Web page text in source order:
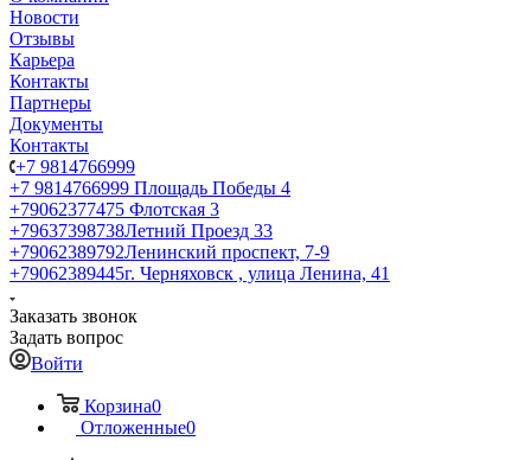
Новости
Отзывы
Карьера
Контакты
Партнеры
Документы
Контакты
+7 9814766999
+7 9814766999 Площадь Победы 4
+79062377475 Флотская 3
+79637398738Летний Проезд 33
+79062389792Ленинский проспект, 7-9
+79062389445г. Черняховск , улица Ленина, 41
Заказать звонок
Задать вопрос
Войти
Корзина0
Отложенные0